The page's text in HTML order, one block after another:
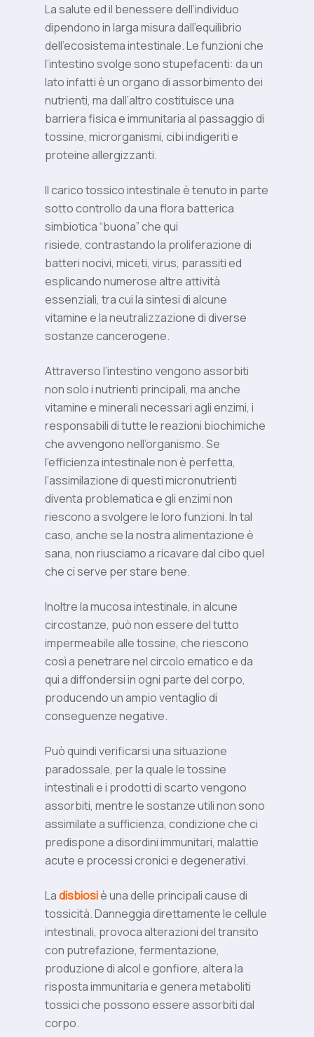
La salute ed il benessere dell’individuo
dipendono in larga misura dall’equilibrio
dell’ecosistema intestinale. Le funzioni che
l’intestino svolge sono stupefacenti: da un
lato infatti è un organo di assorbimento dei
nutrienti, ma dall’altro costituisce una
barriera fisica e immunitaria al passaggio di
tossine, microrganismi, cibi indigeriti e
proteine allergizzanti.
Il carico tossico intestinale è tenuto in parte
sotto controllo da una flora batterica
simbiotica “buona” che qui
risiede, contrastando la proliferazione di
batteri nocivi, miceti, virus, parassiti ed
esplicando numerose altre attività
essenziali, tra cui la sintesi di alcune
vitamine e la neutralizzazione di diverse
sostanze cancerogene.
Attraverso l’intestino vengono assorbiti
non solo i nutrienti principali, ma anche
vitamine e minerali necessari agli enzimi, i
responsabili di tutte le reazioni biochimiche
che avvengono nell’organismo. Se
l’efficienza intestinale non è perfetta,
l’assimilazione di questi micronutrienti
diventa problematica e gli enzimi non
riescono a svolgere le loro funzioni. In tal
caso, anche se la nostra alimentazione è
sana, non riusciamo a ricavare dal cibo quel
che ci serve per stare bene.
Inoltre la mucosa intestinale, in alcune
circostanze, può non essere del tutto
impermeabile alle tossine, che riescono
così a penetrare nel circolo ematico e da
qui a diffondersi in ogni parte del corpo,
producendo un ampio ventaglio di
conseguenze negative.
Può quindi verificarsi una situazione
paradossale, per la quale le tossine
intestinali e i prodotti di scarto vengono
assorbiti, mentre le sostanze utili non sono
assimilate a sufficienza, condizione che ci
predispone a disordini immunitari, malattie
acute e processi cronici e degenerativi.
Ladisbiosiè una delle principali cause di
tossicità. Danneggia direttamente le cellule
intestinali, provoca alterazioni del transito
con putrefazione, fermentazione,
produzione di alcol e gonfiore, altera la
risposta immunitaria e genera metaboliti
tossici che possono essere assorbiti dal
corpo.